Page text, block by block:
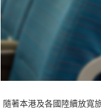
隨著本港及各國陸續放寬